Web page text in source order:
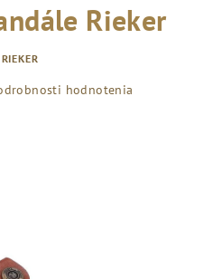
košík
Rieker
RIEKER
hodnotenia